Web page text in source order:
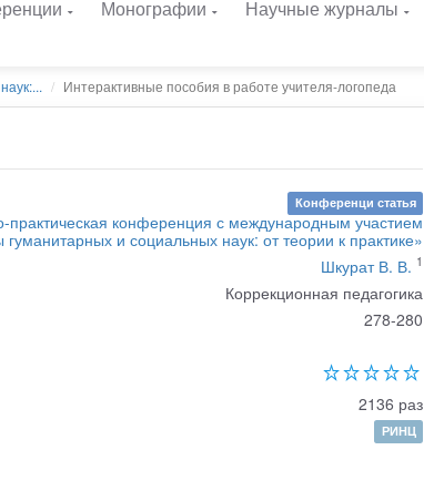
Монографии
Научные журналы
Интерактивные пособия в работе учителя-логопеда
Конференци статья
практическая конференция с международным участием
и социальных наук: от теории к практике»
Шкурат В. В. 1
Коррекционная педагогика
278-280
2136 раз
РИНЦ